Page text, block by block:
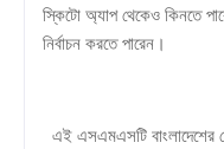
স্কিটো অ্যাপ থেকেও কিনতে
নির্বাচন করতে পারেন।
এই এসএমএসটি বাংলাদেশের